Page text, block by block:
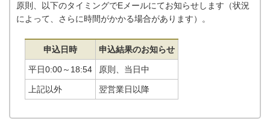
原則、以下のタイミングでEメールにてお知らせします（状況
によって、さらに時間がかかる場合があります）。
申込日時 申込結果のお知らせ
平日0:00～18:54 原則、当日中
上記以外 翌営業日以降